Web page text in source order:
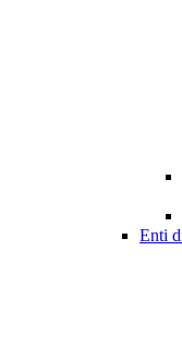
Enti